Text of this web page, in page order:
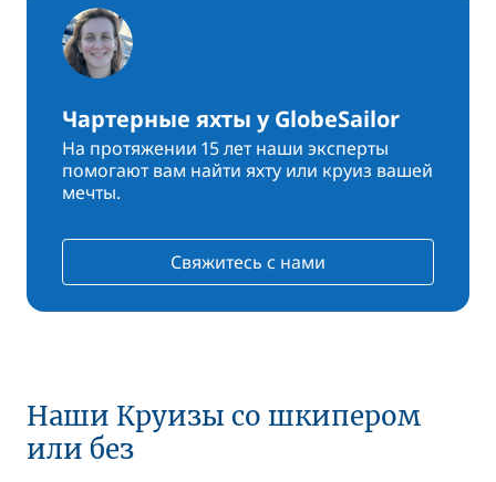
Чартерные яхты у GlobeSailor
На протяжении 15 лет наши эксперты
помогают вам найти яхту или круиз вашей
мечты.
Свяжитесь с нами
Наши Круизы со шкипером
или без